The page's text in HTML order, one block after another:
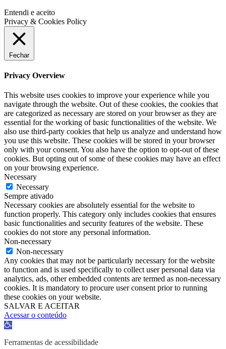
Entendi e aceito
Privacy & Cookies Policy
Fechar
Privacy Overview
This website uses cookies to improve your experience while you
navigate through the website. Out of these cookies, the cookies that
are categorized as necessary are stored on your browser as they are
essential for the working of basic functionalities of the website. We
also use third-party cookies that help us analyze and understand how
you use this website. These cookies will be stored in your browser
only with your consent. You also have the option to opt-out of these
cookies. But opting out of some of these cookies may have an effect
on your browsing experience.
Necessary
Necessary
Sempre ativado
Necessary cookies are absolutely essential for the website to
function properly. This category only includes cookies that ensures
basic functionalities and security features of the website. These
cookies do not store any personal information.
Non-necessary
Non-necessary
Any cookies that may not be particularly necessary for the website
to function and is used specifically to collect user personal data via
analytics, ads, other embedded contents are termed as non-necessary
cookies. It is mandatory to procure user consent prior to running
these cookies on your website.
SALVAR E ACEITAR
Acessar o conteúdo
Abrir
barra
Ferramentas de acessibilidade